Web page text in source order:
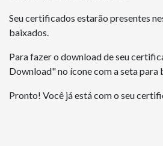
Seu certificados estarão presentes
baixados.
Para fazer o download de seu
Download" no ícone com a seta para
Pronto! Você já está com o seu